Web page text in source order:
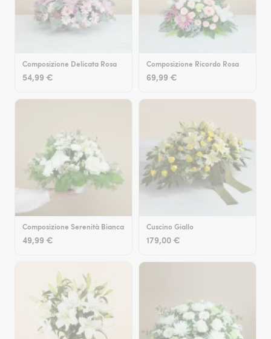
Composizione Delicata Rosa
54,99 €
Composizione Ricordo Rosa
69,99 €
Composizione Serenità Bianca
49,99 €
Cuscino Giallo
179,00 €